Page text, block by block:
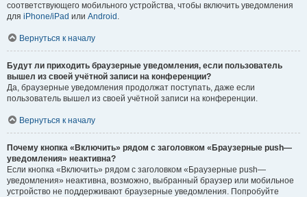
соответствующего мобильного устройства, чтобы включить уведомления
для iPhone/iPad или Android .
Вернуться к началу
Будут ли приходить браузерные уведомления, если пользователь
вышел из своей учётной записи на конференции?
Да, браузерные уведомления продолжат поступать, даже если
пользователь вышел из своей учётной записи на конференции.
Вернуться к началу
Почему кнопка «Включить» рядом с заголовком «Браузерные push—
уведомления» неактивна?
Если кнопка «Включить» рядом с заголовком «Браузерные push—
уведомления» неактивна, возможно, выбранный браузер или мобильное
устройство не поддерживают браузерные уведомления. Попробуйте